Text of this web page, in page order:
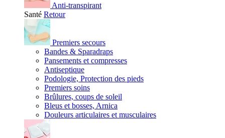
Anti-transpirant
Santé Retour
Premiers secours
Bandes & Sparadraps
Pansements et compresses
Antiseptique
Podologie, Protection des pieds
Premiers soins
Brûlures, coups de soleil
Bleus et bosses, Arnica
Douleurs articulaires et musculaires